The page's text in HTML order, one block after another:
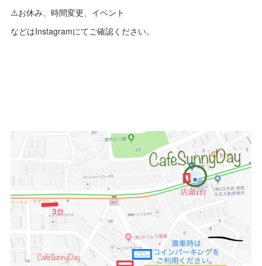
⚠️お休み、時間変更、イベント
などはInstagramにてご確認ください。